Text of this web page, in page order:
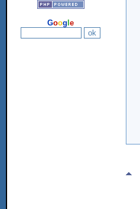
Goog le